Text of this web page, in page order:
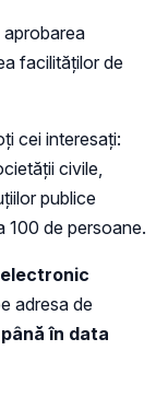
aprobarea
facilităţilor de
cei interesați:
civile,
publice
100 de persoane.
adresa de
până în data